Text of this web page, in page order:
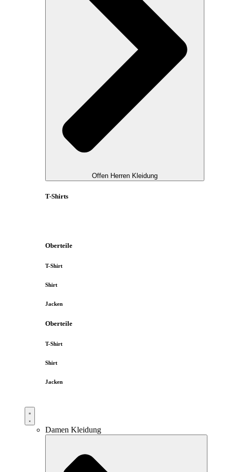
Offen Herren Kleidung
T-Shirts
Oberteile
T-Shirt
Shirt
Jacken
Oberteile
T-Shirt
Shirt
Jacken
Damen Kleidung